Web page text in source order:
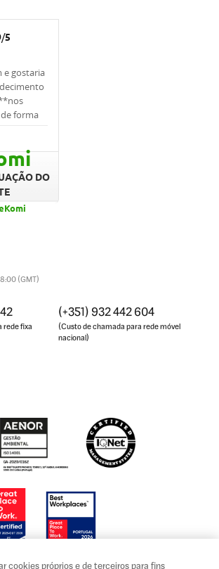
/5
e gostaria
forma
empréstimo tão
rapidamente e compramos
DO
(GMT)
rede fixa
(+351) 932 442 604
(Custo de chamada para rede móvel
nacional)
cookies próprios e de terceiros para fins